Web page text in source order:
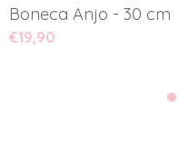
Boneca Anjo - 30 cm
€19,90